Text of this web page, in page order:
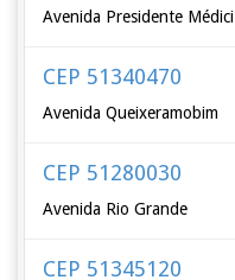
Avenida Presidente Médici
CEP 51340470
Avenida Queixeramobim
CEP 51280030
Avenida Rio Grande
CEP 51345120